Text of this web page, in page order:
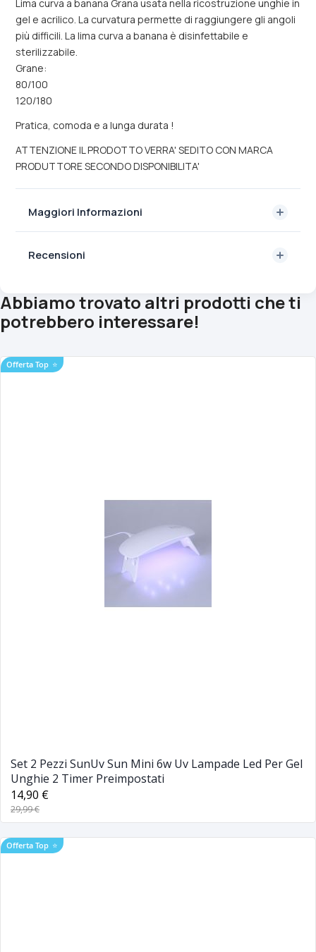
Lima curva a banana Grana usata nella ricostruzione unghie in
gel e acrilico. La curvatura permette di raggiungere gli angoli
più difficili. La lima curva a banana è disinfettabile e
sterilizzabile.
Grane:
80/100
120/180
Pratica, comoda e a lunga durata !
ATTENZIONE IL PRODOTTO VERRA' SEDITO CON MARCA
PRODUTTORE SECONDO DISPONIBILITA'
Maggiori Informazioni
Recensioni
Abbiamo trovato altri prodotti che ti
potrebbero interessare!
Offerta Top ⭐
Set 2 Pezzi SunUv Sun Mini 6w Uv Lampade Led Per Gel
Unghie 2 Timer Preimpostati
14,90 €
29,99 €
Offerta Top ⭐